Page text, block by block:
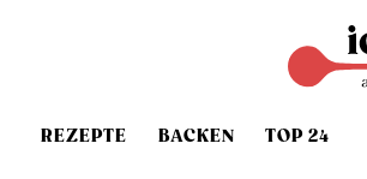
REZEPTE BACKEN TOP 24